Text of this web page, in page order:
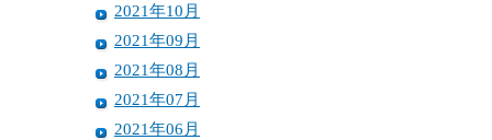
2021年10月
2021年09月
2021年08月
2021年07月
2021年06月